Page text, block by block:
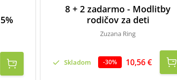
8 + 2 zadarmo - Modlitby
rodičov za deti
Zuzana Ring
Skladom -30% 10,56 €